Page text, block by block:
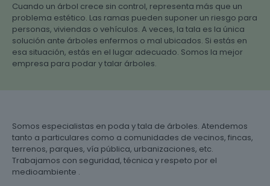
Cuando un árbol crece sin control, representa más que un
problema estético. Las ramas pueden suponer un riesgo para
personas, viviendas o vehículos. A veces, la tala es la única
solución ante árboles enfermos o mal ubicados. Si estás en
esa situación, estás en el lugar adecuado. Somos la mejor
empresa para podar y talar árboles.
Somos especialistas en poda y tala de árboles. Atendemos
tanto a particulares como a comunidades de vecinos, fincas,
terrenos, parques, vía pública, urbanizaciones, etc.
Trabajamos con seguridad, técnica y respeto por el
medioambiente .